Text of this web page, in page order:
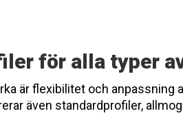
för alla typer
är flexibilitet och
även standardprofiler,